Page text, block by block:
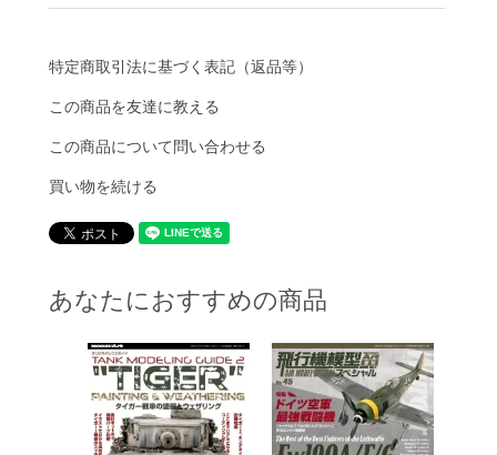
特定商取引法に基づく表記（返品等）
この商品を友達に教える
この商品について問い合わせる
買い物を続ける
あなたにおすすめの商品